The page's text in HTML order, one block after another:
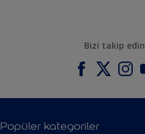
Bizi takip edin
Popüler kategoriler